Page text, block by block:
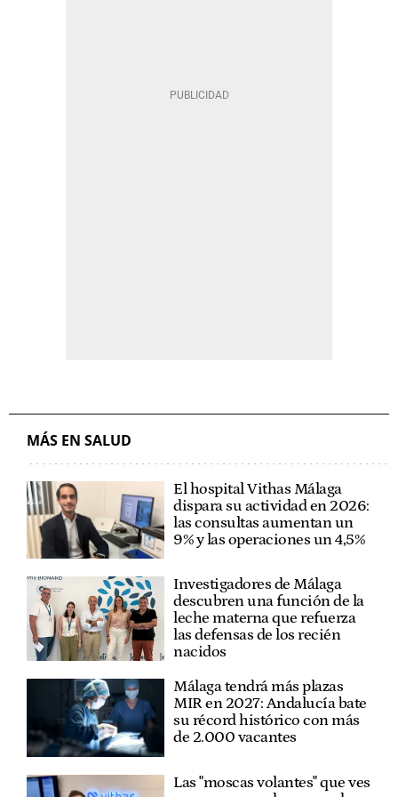
MÁS EN SALUD
El hospital Vithas Málaga
dispara su actividad en 2026:
las consultas aumentan un
9% y las operaciones un 4,5%
Investigadores de Málaga
descubren una función de la
leche materna que refuerza
las defensas de los recién
nacidos
Málaga tendrá más plazas
MIR en 2027: Andalucía bate
su récord histórico con más
de 2.000 vacantes
Las "moscas volantes" que ves